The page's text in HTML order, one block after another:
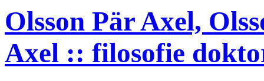
Olsson Pär Axel,
Axel :: filosofie